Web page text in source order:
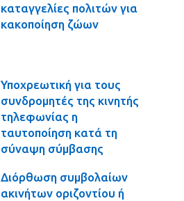
καταγγελίες πολιτών για
κακοποίηση ζώων
Υποχρεωτική για τους
συνδρομητές της κινητής
τηλεφωνίας η
ταυτοποίηση κατά τη
σύναψη σύμβασης
Διόρθωση συμβολαίων
ακινήτων οριζοντίου ή